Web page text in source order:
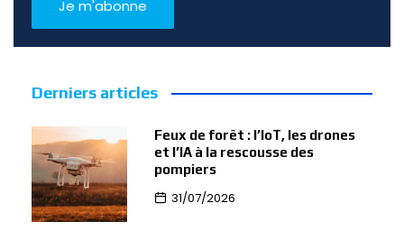
Derniers articles
Feux de forêt : l’IoT, les drones
et l’IA à la rescousse des
pompiers
31/07/2026